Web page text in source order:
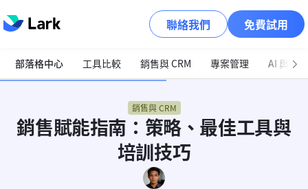
聯絡我們 免費試用
部落格中心 工具比較 銷售與 CRM 專案管理 AI 與自
銷售與 CRM
銷售賦能指南：策略、最佳工具與
培訓技巧